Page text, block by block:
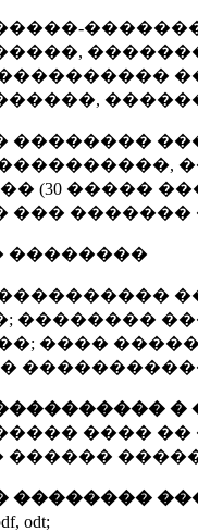
�������
��������
(30 �����
��� �������
��������
��������
����
���� ��
��������
odt;